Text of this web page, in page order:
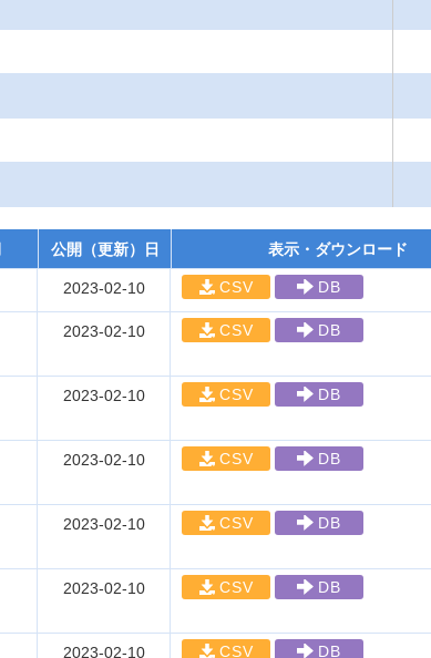
公開（更新）日 表示・ダウンロード
2023-02-10 CSV DB
2023-02-10 CSV DB
2023-02-10 CSV DB
2023-02-10 CSV DB
2023-02-10 CSV DB
2023-02-10 CSV DB
2023-02-10 CSV DB